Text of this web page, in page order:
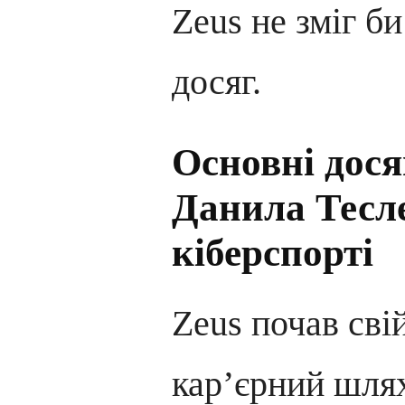
Zeus не зміг
досяг.
Основні
Данила
кіберспорті
Zeus почав
кар’єрний